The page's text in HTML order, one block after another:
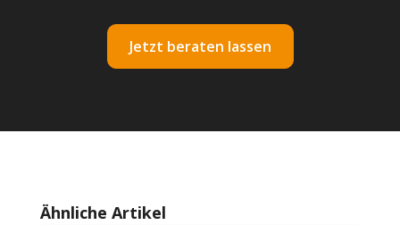
Jetzt beraten lassen
Produktgalerie überspringen
Ähnliche Artikel